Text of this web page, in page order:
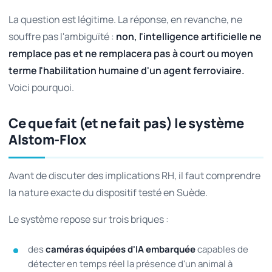
La question est légitime. La réponse, en revanche, ne
souffre pas l'ambiguïté : non, l'intelligence artificielle ne
remplace pas et ne remplacera pas à court ou moyen
terme l'habilitation humaine d'un agent ferroviaire.
Voici pourquoi.
Ce que fait (et ne fait pas) le système
Alstom-Flox
Avant de discuter des implications RH, il faut comprendre
la nature exacte du dispositif testé en Suède.
Le système repose sur trois briques :
descaméras équipées d'IA embarquéecapables de
détecter en temps réel la présence d'un animal à